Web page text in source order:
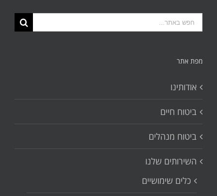
תוצאות
החיפוש
מפת אתר
אודותינו
ביטוח חיים
ביטוח מנהלים
השירותים שלנו
כלים שימושיים